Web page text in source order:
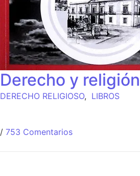
Derecho y
DERECHO RELIGIOSO, LIBROS
/ 753 Comentarios